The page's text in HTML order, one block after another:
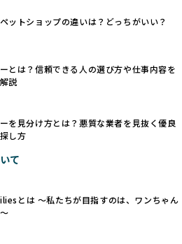
が許可されるサイトが多く、実
の姿勢が見えにくい点も課題で
リーダーが記載する情報が主で
アの状況がわからないため、営
」が含まれるリスクが高まりま
ちゃんを大切にする「優良ブリ
に、法令を超えた独自の基準を
飼育環境の厳格なチェックを行っ
ングでは、母犬の出産負担を考
犬が心身ともに疲弊するケース
ストカットのために食事を減らし
る、適切な健康管理が行われな
福祉が犠牲にされることも少な
合があります。
優先し、ワンちゃんの自然な姿
を行いません。
では「見た目が良く売れやすい」
行うことがあり、中には麻酔なし
れます。
細はこちら
や育て方のポイントを理解し、
い知識と豊富な経験が欠かせま
以上あり、それぞれに特有の健康
トラブルを抱えやすく、ラブラ
関節形成不全への注意が必要で
いを熟知し、適切なケアを提供
ーの専門性に大きく関わりま
ットショップの違いは？どっちがいい？
とは？信頼できる人の選び方や仕事内容を
説
を見分け方とは？悪質な業者を見抜く優良
し方
て
とは 〜私たちが目指すのは、ワンちゃん